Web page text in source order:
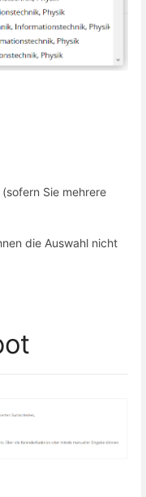
(sofern Sie mehrere
die Auswahl nicht